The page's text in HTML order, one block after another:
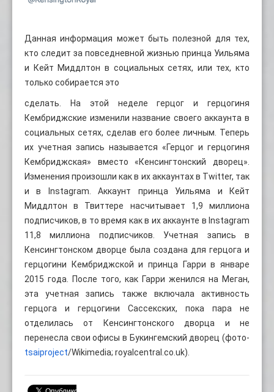
Данная информация может быть полезной для тех,
кто следит за повседневной жизнью принца Уильяма
и Кейт Миддлтон в социальных сетях, или тех, кто
только собирается это
сделать. На этой неделе герцог и герцогиня
Кембриджские изменили название своего аккаунта в
социальных сетях, сделав его более личным. Теперь
их учетная запись называется «Герцог и герцогиня
Кембриджская» вместо «Кенсингтонский дворец».
Изменения произошли как в их аккаунтах в Twitter, так
и в Instagram. Аккаунт принца Уильяма и Кейт
Миддлтон в Твиттере насчитывает 1,9 миллиона
подписчиков, в то время как в их аккаунте в Instagram
11,8 миллиона подписчиков. Учетная запись в
Кенсингтонском дворце была создана для герцога и
герцогини Кембриджской и принца Гарри в январе
2015 года. После того, как Гарри женился на Меган,
эта учетная запись также включала активность
герцога и герцогини Сассекских, пока пара не
отделилась от Кенсингтонского дворца и не
перенесла свои офисы в Букингемский дворец (фото-
tsaiproject/Wikimedia; royalcentral.co.uk).